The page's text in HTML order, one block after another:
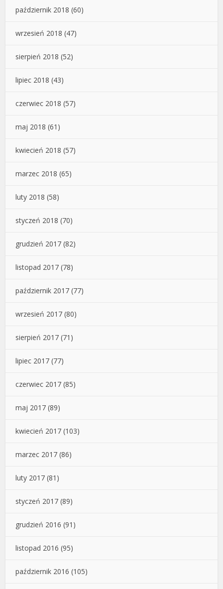
październik 2018 (60)
wrzesień 2018 (47)
sierpień 2018 (52)
lipiec 2018 (43)
czerwiec 2018 (57)
maj 2018 (61)
kwiecień 2018 (57)
marzec 2018 (65)
luty 2018 (58)
styczeń 2018 (70)
grudzień 2017 (82)
listopad 2017 (78)
październik 2017 (77)
wrzesień 2017 (80)
sierpień 2017 (71)
lipiec 2017 (77)
czerwiec 2017 (85)
maj 2017 (89)
kwiecień 2017 (103)
marzec 2017 (86)
luty 2017 (81)
styczeń 2017 (89)
grudzień 2016 (91)
listopad 2016 (95)
październik 2016 (105)